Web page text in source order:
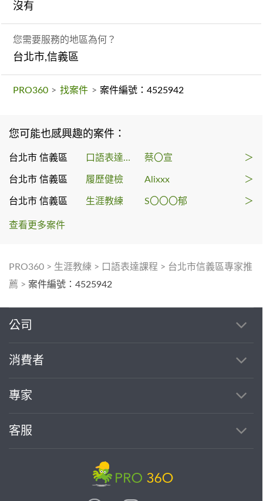
沒有
您需要服務的地區為何？
台北市,信義區
PRO360 > 找案件 > 案件編號：4525942
您可能也感興趣的案件：
台北市 信義區 口語表達課程 蔡〇宣 ＞
台北市 信義區 履歷健檢 Alixxx ＞
台北市 信義區 生涯教練 S〇〇〇郁 ＞
查看更多案件
PRO360 > 生涯教練 > 口語表達課程 > 台北市信義區專家推
薦 > 案件編號：4525942
公司
消費者
專家
客服